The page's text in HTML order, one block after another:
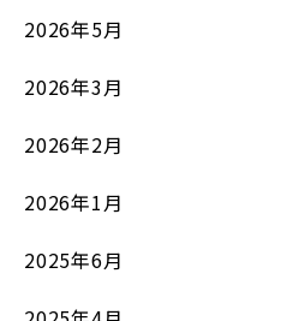
2026年5月
2026年3月
2026年2月
2026年1月
2025年6月